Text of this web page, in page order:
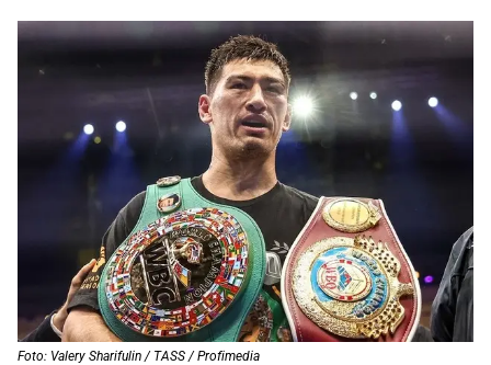
Foto: Valery Sharifulin / TASS / Profimedia